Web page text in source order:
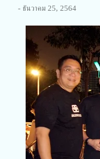
- ธันวาคม 25, 2564